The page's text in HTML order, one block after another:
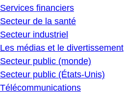
Services financiers
Secteur de la santé
Secteur industriel
Les médias et le divertissement
Secteur public (monde)
Secteur public (États-Unis)
Télécommunications